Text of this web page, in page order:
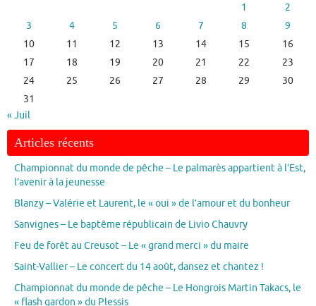
1
2
3
4 5 6 7 8
9
10
11 12 13 14 15
16
17
18 19 20 21 22
23
24
25 26 27 28 29
30
31
« Juil
Articles récents
Championnat du monde de pêche – Le palmarès appartient à l’Est,
l’avenir à la jeunesse
Blanzy – Valérie et Laurent, le « oui » de l’amour et du bonheur
Sanvignes – Le baptême républicain de Livio Chauvry
Feu de forêt au Creusot – Le « grand merci » du maire
Saint-Vallier – Le concert du 14 août, dansez et chantez !
Championnat du monde de pêche – Le Hongrois Martin Takacs, le
« flash gardon » du Plessis